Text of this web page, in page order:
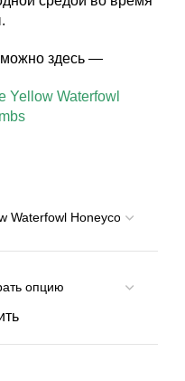
можно здесь —
Yellow Waterfowl